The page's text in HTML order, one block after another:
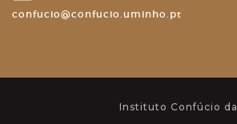
confucio@confucio.uminho.pt
Instituto Confúcio da